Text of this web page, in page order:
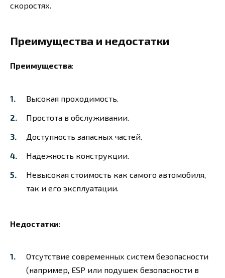
скоростях.
Преимущества и недостатки
Преимущества:
Высокая проходимость.
Простота в обслуживании.
Доступность запасных частей.
Надежность конструкции.
Невысокая стоимость как самого автомобиля,
так и его эксплуатации.
Недостатки:
Отсутствие современных систем безопасности
(например, ESP или подушек безопасности в